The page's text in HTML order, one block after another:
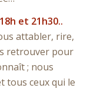
et 21h30..
attabler, rire,
retrouver pour
; nous
tous ceux qui le